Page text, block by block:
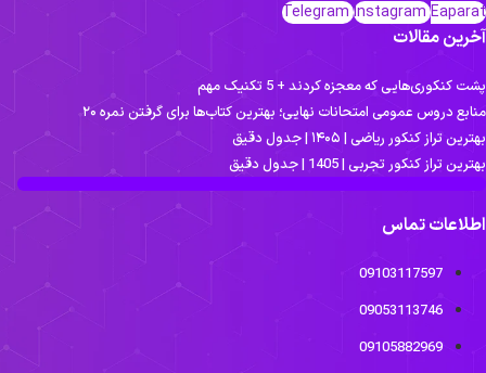
Telegram Instagram
که معجزه کردند + 5 تکنیک مهم
عمومی امتحانات نهایی؛ بهترین کتاب‌ها برای گرفتن نمره ۲۰
ریاضی | ۱۴۰۵ | جدول دقیق
تجربی | 1405 | جدول دقیق
تماس
09103117597
09053113746
09105882969